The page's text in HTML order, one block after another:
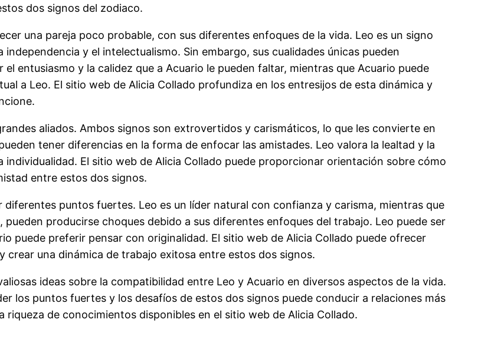
dos signos del zodiaco.
una pareja poco probable, con sus diferentes enfoques de la vida. Leo es un signo
y el intelectualismo. Sin embargo, sus cualidades únicas pueden
entusiasmo y la calidez que a Acuario le pueden faltar, mientras que Acuario puede
a Leo. El sitio web de Alicia Collado profundiza en los entresijos de esta dinámica y
aliados. Ambos signos son extrovertidos y carismáticos, lo que les convierte en
tener diferencias en la forma de enfocar las amistades. Leo valora la lealtad y la
El sitio web de Alicia Collado puede proporcionar orientación sobre cómo
entre estos dos signos.
puntos fuertes. Leo es un líder natural con confianza y carisma, mientras que
producirse choques debido a sus diferentes enfoques del trabajo. Leo puede ser
puede preferir pensar con originalidad. El sitio web de Alicia Collado puede ofrecer
una dinámica de trabajo exitosa entre estos dos signos.
ideas sobre la compatibilidad entre Leo y Acuario en diversos aspectos de la vida.
los puntos fuertes y los desafíos de estos dos signos puede conducir a relaciones más
riqueza de conocimientos disponibles en el sitio web de Alicia Collado.